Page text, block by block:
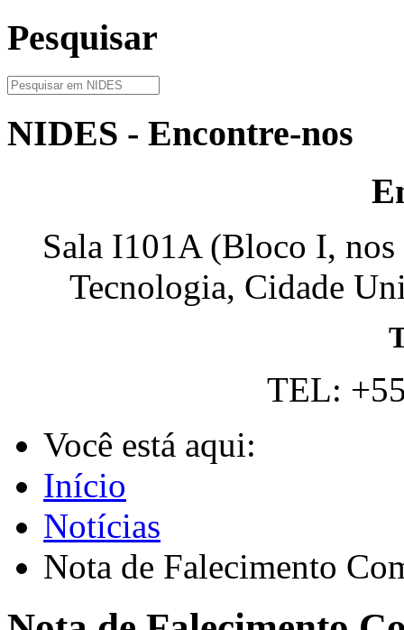
Pesquisar
NIDES - Encontre-nos
Sala I101A (Bloco I,
Tecnologia, Cidade
TEL:
Você está aqui:
Início
Notícias
Nota de Falecimento